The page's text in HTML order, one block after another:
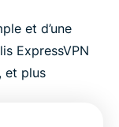
et d’une
ExpressVPN
et plus